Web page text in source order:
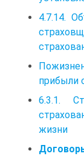
4.7.14.
прибыли
6.3.1.
жизни